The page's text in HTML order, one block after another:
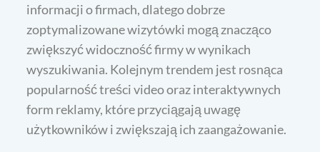
informacji o firmach, dlatego dobrze
zoptymalizowane wizytówki mogą znacząco
zwiększyć widoczność firmy w wynikach
wyszukiwania. Kolejnym trendem jest rosnąca
popularność treści video oraz interaktywnych
form reklamy, które przyciągają uwagę
użytkowników i zwiększają ich zaangażowanie.